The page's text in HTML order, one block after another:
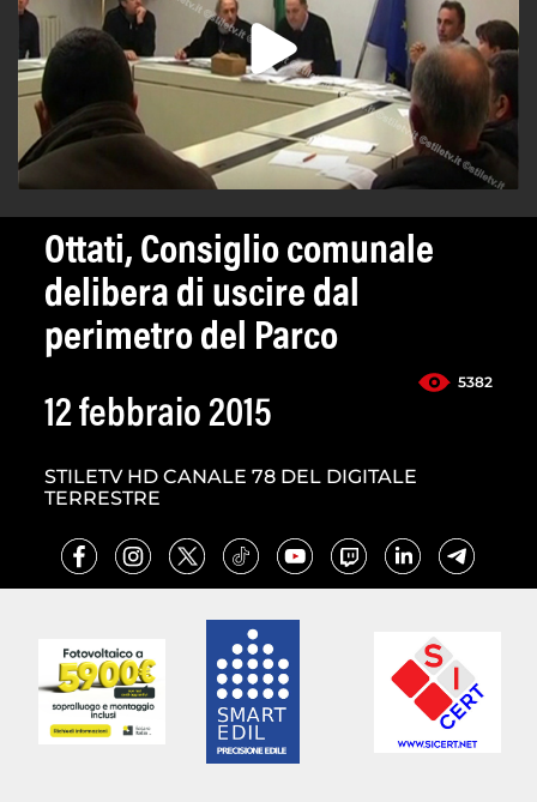
Ottati, Consiglio comunale
delibera di uscire dal
perimetro del Parco
5382
12 febbraio 2015
STILETV HD CANALE 78 DEL DIGITALE
TERRESTRE